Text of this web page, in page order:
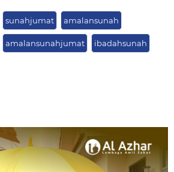
sunahjumat amalansunah
amalansunahjumat ibadahsunah